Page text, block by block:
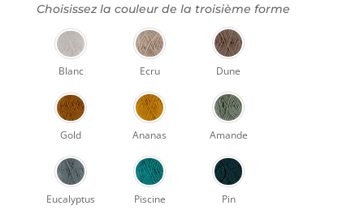
Choisissez la couleur de la troisième forme
Blanc Ecru Dune
Gold Ananas Amande
Eucalyptus Piscine Pin